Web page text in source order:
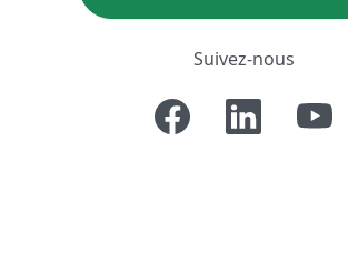
Suivez-nous